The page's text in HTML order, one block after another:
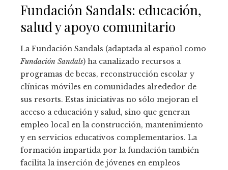
Fundación Sandals: educación,
salud y apoyo comunitario
La Fundación Sandals (adaptada al español como
Fundación Sandals) ha canalizado recursos a
programas de becas, reconstrucción escolar y
clínicas móviles en comunidades alrededor de
sus resorts. Estas iniciativas no sólo mejoran el
acceso a educación y salud, sino que generan
empleo local en la construcción, mantenimiento
y en servicios educativos complementarios. La
formación impartida por la fundación también
facilita la inserción de jóvenes en empleos